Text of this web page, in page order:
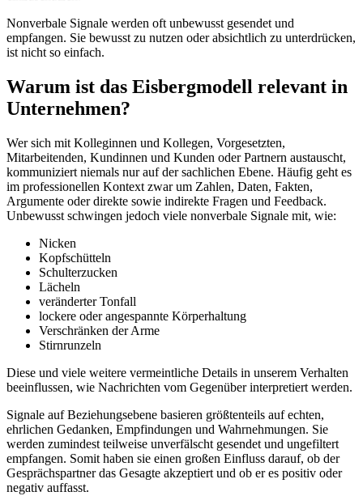
Nonverbale Signale werden oft unbewusst gesendet und
empfangen. Sie bewusst zu nutzen oder absichtlich zu unterdrücken,
ist nicht so einfach.
Warum ist das Eisbergmodell relevant in
Unternehmen?
Wer sich mit Kolleginnen und Kollegen, Vorgesetzten,
Mitarbeitenden, Kundinnen und Kunden oder Partnern austauscht,
kommuniziert niemals nur auf der sachlichen Ebene. Häufig geht es
im professionellen Kontext zwar um Zahlen, Daten, Fakten,
Argumente oder direkte sowie indirekte Fragen und Feedback.
Unbewusst schwingen jedoch viele nonverbale Signale mit, wie:
Nicken
Kopfschütteln
Schulterzucken
Lächeln
veränderter Tonfall
lockere oder angespannte Körperhaltung
Verschränken der Arme
Stirnrunzeln
Diese und viele weitere vermeintliche Details in unserem Verhalten
beeinflussen, wie Nachrichten vom Gegenüber interpretiert werden.
Signale auf Beziehungsebene basieren größtenteils auf echten,
ehrlichen Gedanken, Empfindungen und Wahrnehmungen. Sie
werden zumindest teilweise unverfälscht gesendet und ungefiltert
empfangen. Somit haben sie einen großen Einfluss darauf, ob der
Gesprächspartner das Gesagte akzeptiert und ob er es positiv oder
negativ auffasst.